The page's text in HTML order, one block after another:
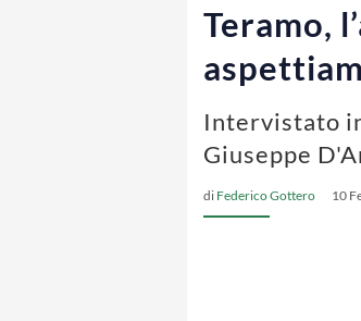
Teramo,
Intervistato
Giuseppe
di Federico Gottero 10